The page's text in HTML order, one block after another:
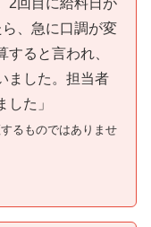
、急に口調が変
ると言われ、
ました。担当者
た」
るものではありませ